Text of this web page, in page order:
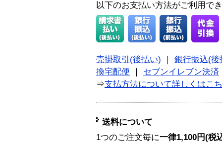
以下のお支払い方法がご利用で
売掛取引(後払い)
銀行振込(後
換宅配便
セブンイレブン決済
⇒支払方法について詳しくはこ
送料について
1つのご注文毎に一律1,100円(税